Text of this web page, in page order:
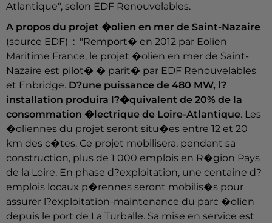
Atlantique", selon EDF Renouvelables.
A propos du projet �olien en mer de Saint-Nazaire
(source EDF) : "Remport� en 2012 par Eolien
Maritime France, le projet �olien en mer de Saint-
Nazaire est pilot� � parit� par EDF Renouvelables
et Enbridge. D?une puissance de 480 MW, l?
installation produira l?�quivalent de 20% de la
consommation �lectrique de Loire-Atlantique. Les
�oliennes du projet seront situ�es entre 12 et 20
km des c�tes. Ce projet mobilisera, pendant sa
construction, plus de 1 000 emplois en R�gion Pays
de la Loire. En phase d?exploitation, une centaine d?
emplois locaux p�rennes seront mobilis�s pour
assurer l?exploitation-maintenance du parc �olien
depuis le port de La Turballe. Sa mise en service est